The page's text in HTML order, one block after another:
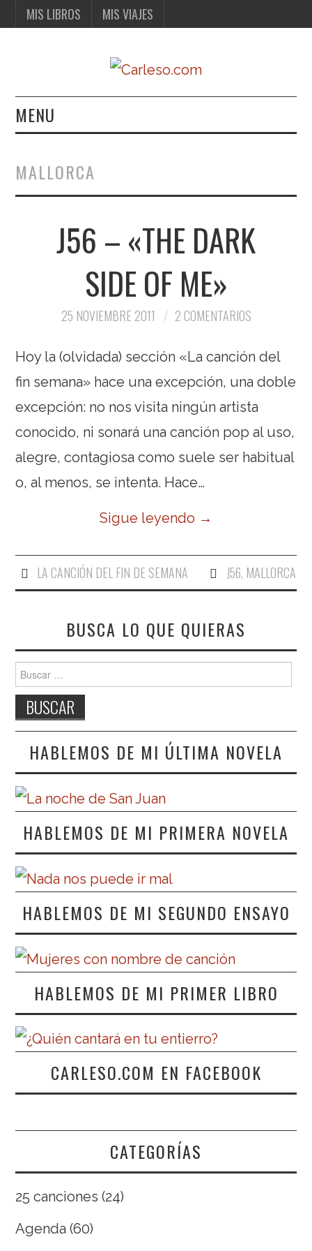
MIS LIBROS MIS VIAJES
MENU
MIS VIAJES
MALLORCA
J56 – «THE DARK
SIDE OF ME»
25 NOVIEMBRE 2011 2 COMENTARIOS
Hoy la (olvidada) sección «La canción del
fin semana» hace una excepción, una doble
excepción: no nos visita ningún artista
conocido, ni sonará una canción pop al uso,
alegre, contagiosa como suele ser habitual
o, al menos, se intenta. Hace…
Sigue leyendo →
LA CANCIÓN DEL FIN DE SEMANA J56, MALLORCA
BUSCA LO QUE QUIERAS
Buscar:
HABLEMOS DE MI ÚLTIMA NOVELA
HABLEMOS DE MI PRIMERA NOVELA
HABLEMOS DE MI SEGUNDO ENSAYO
HABLEMOS DE MI PRIMER LIBRO
CARLESO.COM EN FACEBOOK
CATEGORÍAS
25 canciones (24)
Agenda (60)